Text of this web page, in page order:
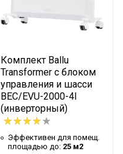
Комплект Ballu
Transformer с блоком
управления и шасси
BEC/EVU-2000-4I
(инверторный)
Эффективен для помещ.
площадью до: 25 м2